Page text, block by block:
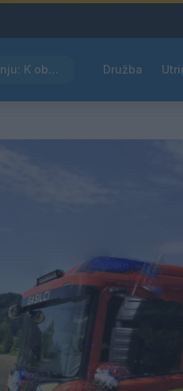
Kam čez vikend v Velenju: K obisku vabi Poletni bolšji sejem Družba